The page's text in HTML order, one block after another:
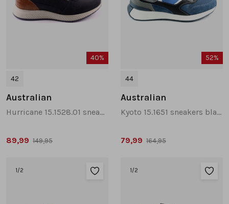
40%
42
Australian
Hurricane 15.1528.01 sneakers donkerblauw
89,99 149,95
52%
44
Australian
Kyoto 15.1651 sneakers blauw combinatie
79,99 164,95
1 /2 1 /2